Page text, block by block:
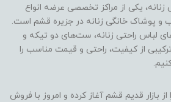
یکی از مراکز تخصصی عرضه انواع
و پوشاک خانگی زنانه در جزیره قشم است.
لباس راحتی زنانه، ست‌های دو تیکه و
از کیفیت، راحتی و قیمت مناسب را
بازار قدیم قشم آغاز کرده و امروز با فروش